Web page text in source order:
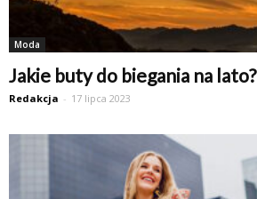
Moda
Jakie buty do biegania na lato?
Redakcja - 17 lipca 2023